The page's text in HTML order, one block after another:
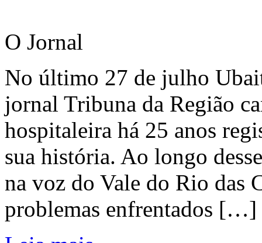
O Jornal
No último 27 de julho
jornal Tribuna da Região
hospitaleira há 25 anos
sua história. Ao longo
na voz do Vale do Rio das
problemas enfrentados […]